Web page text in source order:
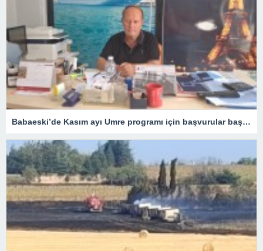
Babaeski’de Kasım ayı Umre programı için başvurular başladı